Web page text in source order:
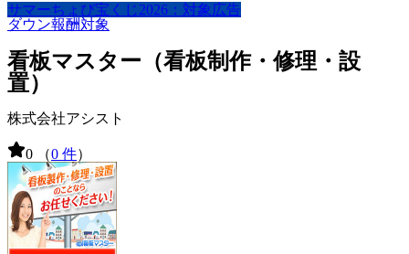
サマーちょび宝くじ2026：対象広告
ダウン報酬対象
看板マスター（看板制作・修理・設
置）
株式会社アシスト
0 （0 件）